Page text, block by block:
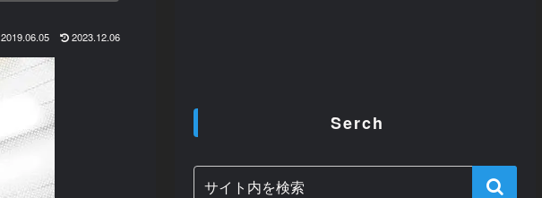
2019.06.05 2023.12.06
Serch